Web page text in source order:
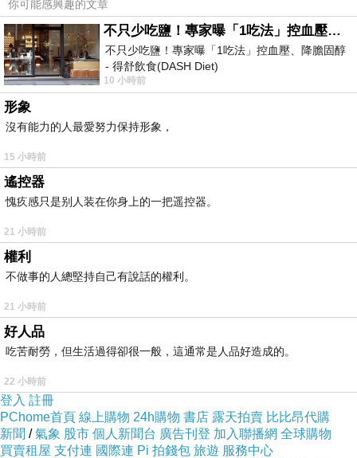
你可能感興趣的文章
不只少吃鹽！專家曝「1吃法」控血壓、降膽固醇 - 得舒飲食(DASH Diet)
不只少吃鹽！專家曝「1吃法」控血壓、降膽固醇
- 得舒飲食(DASH Diet)
https://www.facebook.com/dietitiansophia/posts/
10 小時前
形象
沒有能力的人最愛努力保持形象，
15 小時前
遙控器
愧疚感只是别人装在你身上的一把遥控器。
21 小時前
權利
不做事的人總堅持自己有說話的權利。
21 小時前
好人品
吃苦耐勞，但生活過得卻很一般，這通常是人品好造成的。
22 小時前
登入 註冊
PChome首頁 線上購物 24h購物 書店 露天拍賣 比比昂代購
新聞 /氣象 股市 個人新聞台 廣告刊登 加入聯播網 全球購物
買賣租屋 支付連 國際連 Pi 拍錢包 旅遊 服務中心